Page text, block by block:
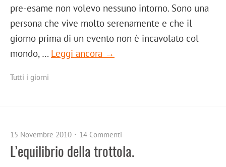
pre-esame non volevo nessuno intorno. Sono una
persona che vive molto serenamente e che il
giorno prima di un evento non è incavolato col
mondo, … Leggi ancora →
Tutti i giorni
15 Novembre 2010 14 Commenti
L’equilibrio della trottola.